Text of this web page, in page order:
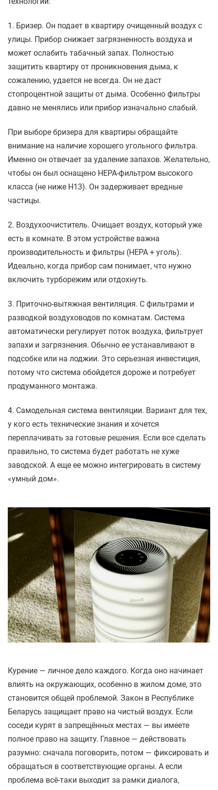
1. Бризер. Он подает в квартиру очищенный воздух с
улицы. Прибор снижает загрязненность воздуха и
может ослабить табачный запах. Полностью
защитить квартиру от проникновения дыма, к
сожалению, удается не всегда. Он не даст
стопроцентной защиты от дыма. Особенно фильтры
давно не менялись или прибор изначально слабый.
При выборе бризера для квартиры обращайте
внимание на наличие хорошего угольного фильтра.
Именно он отвечает за удаление запахов. Желательно,
чтобы он был оснащено HEPA-фильтром высокого
класса (не ниже H13). Он задерживает вредные
частицы.
2. Воздухоочиститель. Очищает воздух, который уже
есть в комнате. В этом устройстве важна
производительность и фильтры (HEPA + уголь).
Идеально, когда прибор сам понимает, что нужно
включить турборежим или отдохнуть.
3. Приточно-вытяжная вентиляция. С фильтрами и
разводкой воздуховодов по комнатам. Система
автоматически регулирует поток воздуха, фильтрует
запахи и загрязнения. Обычно ее устанавливают в
подсобке или на лоджии. Это серьезная инвестиция,
потому что система обойдется дороже и потребует
продуманного монтажа.
4. Самодельная система вентиляции. Вариант для тех,
у кого есть технические знания и хочется
переплачивать за готовые решения. Если все сделать
правильно, то система будет работать не хуже
заводской. А еще ее можно интегрировать в систему
«умный дом».
Курение — личное дело каждого. Когда оно начинает
влиять на окружающих, особенно в жилом доме, это
становится общей проблемой. Закон в Республике
Беларусь защищает право на чистый воздух. Если
соседи курят в запрещённых местах — вы имеете
полное право на защиту. Главное — действовать
разумно: сначала поговорить, потом — фиксировать и
обращаться в соответствующие органы. А если
проблема всё-таки выходит за рамки диалога,